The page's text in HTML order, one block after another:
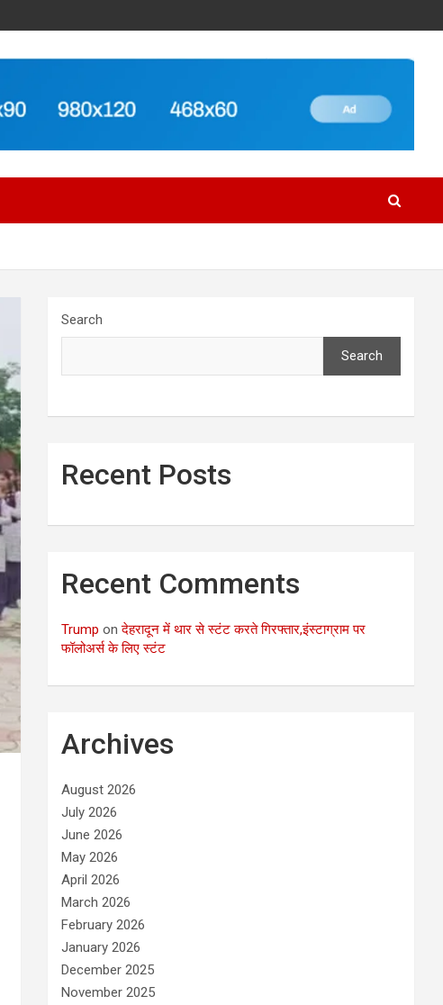
Search
Search
Recent Posts
Recent Comments
Trump onदेहरादून में थार से स्टंट करते गिरफ्तार,इंस्टाग्राम पर
फॉलोअर्स के लिए स्टंट
Archives
August 2026
July 2026
June 2026
May 2026
April 2026
March 2026
February 2026
January 2026
December 2025
November 2025